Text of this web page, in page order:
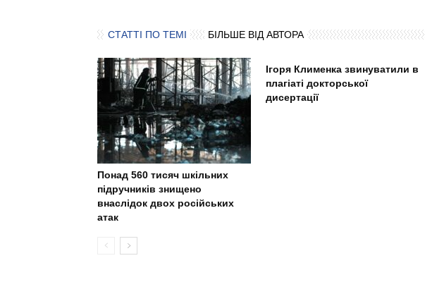
СТАТТІ ПО ТЕМІ БІЛЬШЕ ВІД АВТОРА
Понад 560 тисяч шкільних
підручників знищено
внаслідок двох російських
атак
Ігоря Клименка звинуватили в
плагіаті докторської
дисертації